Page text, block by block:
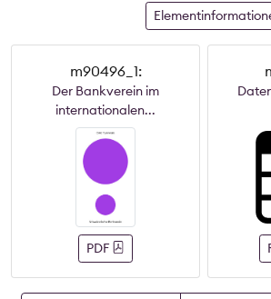
m90496_1:
Der Bankverein im
internationalen...
PDF